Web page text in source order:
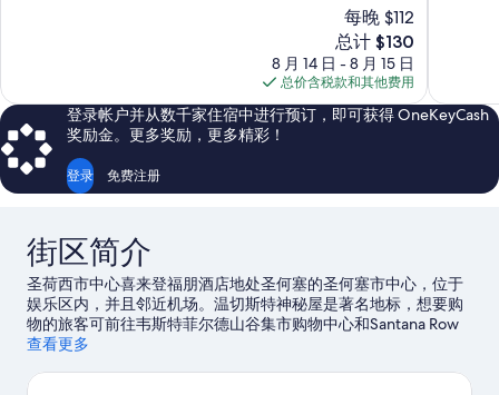
了，
1,209
条
点
评
每晚 $112
新
价
格
$130
总计 $130
8 月 14 日 - 8 月 15 日
总价含税款和其他费用
1,004
条
登录帐户并从数千家住宿中进行预订，即可获得 OneKeyCash
奖励金。更多奖励，更多精彩！
登录 免费注册
街区简介
圣荷西市中心喜来登福朋酒店地处圣何塞的圣何塞市中心，位于
娱乐区内，并且邻近机场。温切斯特神秘屋是著名地标，想要购
物的旅客可前往韦斯特菲尔德山谷集市购物中心和Santana Row
(圣安娜行)购物中心。想要参加一场活动或游戏？来看看旧金山湾
验该地区的各种活动，如高尔夫运动和酒庄游览活动。
查看更多